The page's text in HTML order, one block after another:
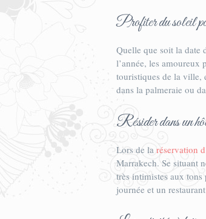
Profiter du soleil
Quelle que soit la date
l’année, les amoureux
touristiques de la ville,
dans la palmeraie ou
Résider dans un
Lors de la réservation
Marrakech. Se situant
très intimistes aux
journée et un